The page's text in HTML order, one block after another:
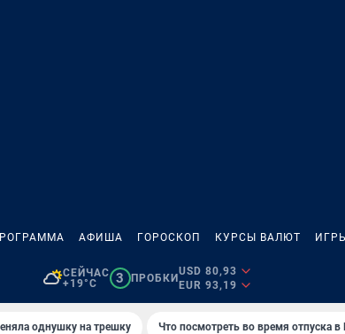
АФИША ГОРОСКОП КУРСЫ ВАЛЮТ
СЕЙЧАС
+19°C
3 ПРОБКИ
USD 80,93
EUR 93,19
однушку на трешку Что посмотреть во время отпуска в